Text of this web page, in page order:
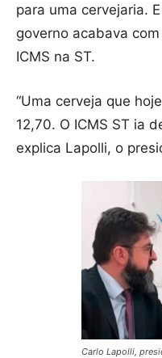
para uma cervejaria.
governo acabava
ICMS na ST.
“Uma cerveja que
12,70. O ICMS ST ia
explica Lapolli, o
Carlo Lapolli,